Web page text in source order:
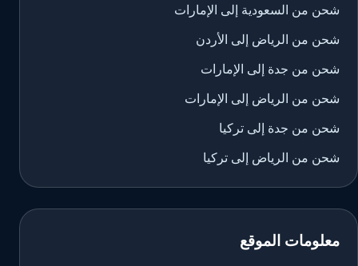
شحن من السعودية إلى الإمارات
شحن من الرياض إلى الأردن
شحن من جدة إلى الإمارات
شحن من الرياض إلى الإمارات
شحن من جدة إلى تركيا
شحن من الرياض إلى تركيا
معلومات الموقع